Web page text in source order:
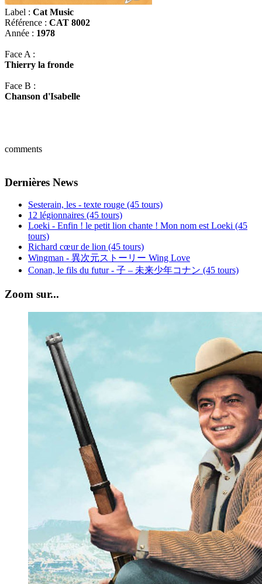
Label : Cat Music
Référence : CAT 8002
Année : 1978
Face A :
Thierry la fronde
Face B :
Chanson d'Isabelle
comments
Dernières News
Sesterain, les - texte rouge (45 tours)
12 légionnaires (45 tours)
Loeki - Enfin ! le petit lion chante ! Mon nom est Loeki (45
tours)
Richard cœur de lion (45 tours)
Wingman - 異次元ストーリー Wing Love
Conan, le fils du futur - 子 – 未来少年コナン (45 tours)
Zoom sur...